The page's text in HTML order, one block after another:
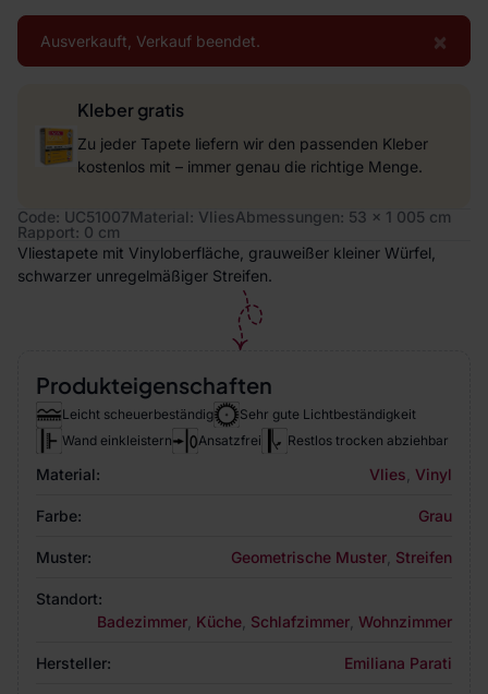
×
Ausverkauft, Verkauf beendet.
Kleber gratis
Zu jeder Tapete liefern wir den passenden Kleber
kostenlos mit – immer genau die richtige Menge.
Code: UC51007Material: VliesAbmessungen: 53 x 1 005 cm
Rapport: 0 cm
Vliestapete mit Vinyloberfläche, grauweißer kleiner Würfel,
schwarzer unregelmäßiger Streifen.
Produkteigenschaften
Leicht scheuerbeständig
Sehr gute Lichtbeständigkeit
Wand einkleistern
Ansatzfrei Restlos trocken abziehbar
Material: Vlies Vinyl
Farbe: Grau
Muster: Geometrische Muster Streifen
Standort:
Badezimmer Küche Schlafzimmer Wohnzimmer
Hersteller: Emiliana Parati